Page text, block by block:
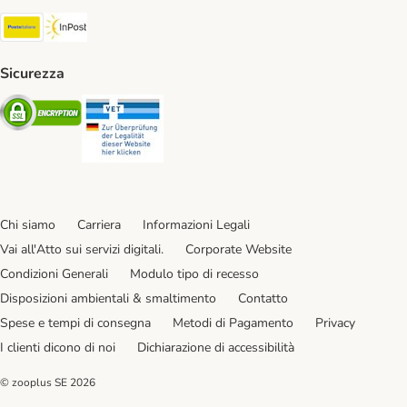
Poste Italiane. Shipping Method
Sicurezza
Security
Chi siamo Carriera
Informazioni Legali
Vai all'Atto sui servizi digitali.
Corporate Website
Condizioni Generali
Modulo tipo di recesso
Disposizioni ambientali & smaltimento
Contatto
Spese e tempi di consegna
Metodi di Pagamento
Privacy
I clienti dicono di noi
Dichiarazione di accessibilità
© zooplus SE 2026